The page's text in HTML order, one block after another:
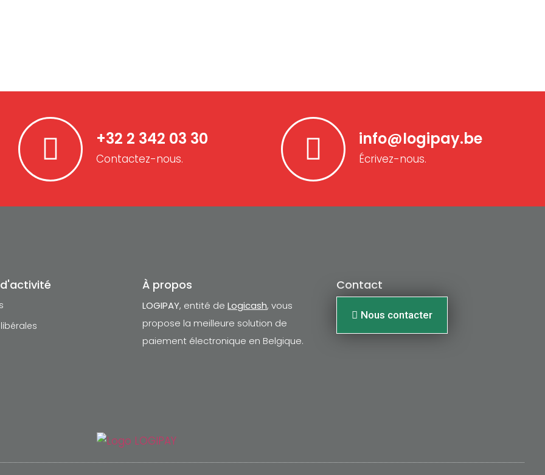
+32 2 342 03 30
Contactez-nous.
info@logipay.be
Écrivez-nous.
À propos
LOGIPAY, entité de Logicash, vous
propose la meilleure solution de
paiement électronique en Belgique.
Contact
Nous contacter